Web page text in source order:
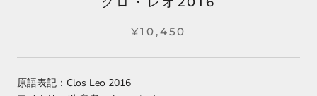
¥10,450
原語表記：Clos Leo 2016